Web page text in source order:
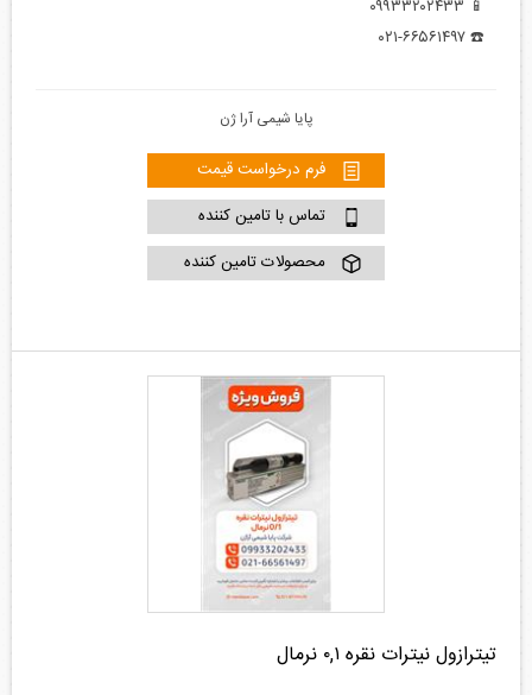
📱 ۰۹۹۳۳۲۰۲۴۳۳
☎️ ۰۲۱-۶۶۵۶۱۴۹۷
پایا شیمی آرا ژن
فرم درخواست قیمت
تماس با تامین کننده
محصولات تامین کننده
تیترازول نیترات نقره ۰,۱ نرمال